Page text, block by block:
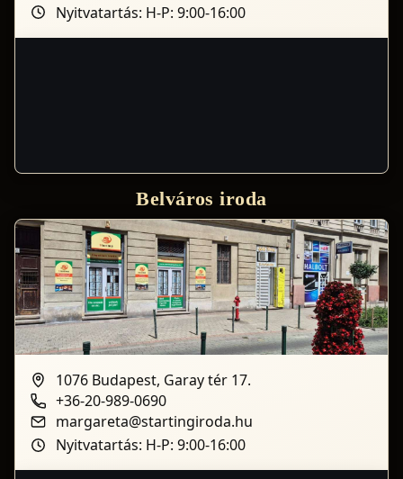
Nyitvatartás: H-P: 9:00-16:00
Belváros iroda
1076 Budapest, Garay tér 17.
+36-20-989-0690
margareta@startingiroda.hu
Nyitvatartás: H-P: 9:00-16:00